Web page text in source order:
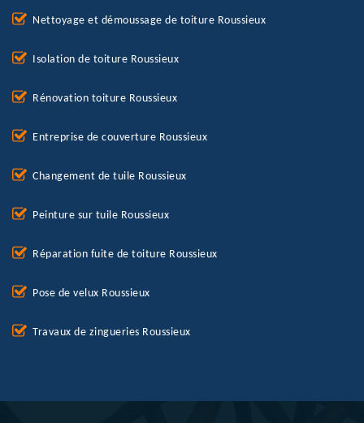
Nettoyage et démoussage de toiture Roussieux
Isolation de toiture Roussieux
Rénovation toiture Roussieux
Entreprise de couverture Roussieux
Changement de tuile Roussieux
Peinture sur tuile Roussieux
Réparation fuite de toiture Roussieux
Pose de velux Roussieux
Travaux de zingueries Roussieux